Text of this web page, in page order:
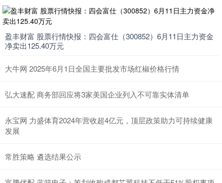
盈丰财富 股票行情快报：四会富仕（300852）6月11日主力资金
净卖出125.40万元
大牛网 2025年6月1日全国主要批发市场红椒价格行情
弘大速配 商务部回应将3家美国企业列入不可靠实体清单
永宝网 力盛体育2024年营收超4亿元，顶层政策助力可持续健康
发展
常胜策略 遴选结果公示